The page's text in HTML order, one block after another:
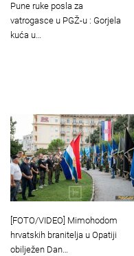
Pune ruke posla za
vatrogasce u PGŽ-u : Gorjela
kuća u…
[FOTO/VIDEO] Mimohodom
hrvatskih branitelja u Opatiji
obilježen Dan…